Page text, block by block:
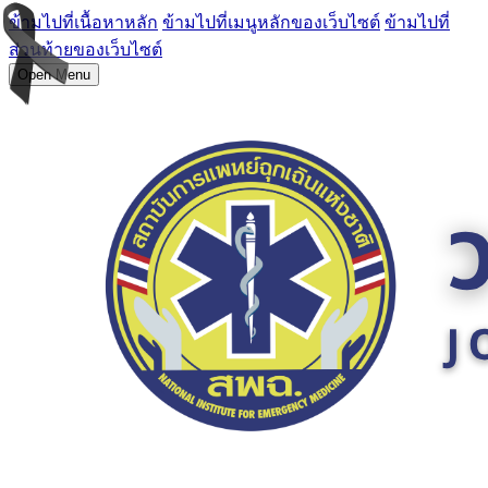
ข้ามไปที่เนื้อหาหลัก ข้ามไปที่เมนูหลักของเว็บไซต์ ข้ามไปที่
ส่วนท้ายของเว็บไซต์
Open Menu